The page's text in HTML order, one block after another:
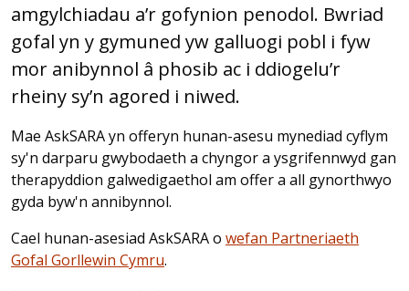
amgylchiadau a’r gofynion penodol. Bwriad
gofal yn y gymuned yw galluogi pobl i fyw
mor anibynnol â phosib ac i ddiogelu’r
rheiny sy’n agored i niwed.
Mae AskSARA yn offeryn hunan-asesu mynediad cyflym
sy'n darparu gwybodaeth a chyngor a ysgrifennwyd gan
therapyddion galwedigaethol am offer a all gynorthwyo
gyda byw'n annibynnol.
Cael hunan-asesiad AskSARA o wefan Partneriaeth
Gofal Gorllewin Cymru.